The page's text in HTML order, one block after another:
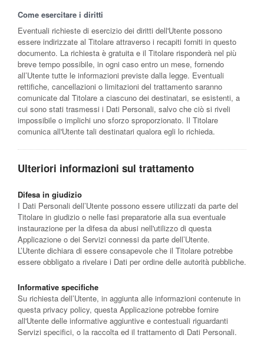
Come esercitare i diritti
Eventuali richieste di esercizio dei diritti dell'Utente possono
essere indirizzate al Titolare attraverso i recapiti forniti in questo
documento. La richiesta è gratuita e il Titolare risponderà nel più
breve tempo possibile, in ogni caso entro un mese, fornendo
all’Utente tutte le informazioni previste dalla legge. Eventuali
rettifiche, cancellazioni o limitazioni del trattamento saranno
comunicate dal Titolare a ciascuno dei destinatari, se esistenti, a
cui sono stati trasmessi i Dati Personali, salvo che ciò si riveli
impossibile o implichi uno sforzo sproporzionato. Il Titolare
comunica all'Utente tali destinatari qualora egli lo richieda.
Ulteriori informazioni sul trattamento
Difesa in giudizio
I Dati Personali dell’Utente possono essere utilizzati da parte del
Titolare in giudizio o nelle fasi preparatorie alla sua eventuale
instaurazione per la difesa da abusi nell'utilizzo di questa
Applicazione o dei Servizi connessi da parte dell’Utente.
L’Utente dichiara di essere consapevole che il Titolare potrebbe
essere obbligato a rivelare i Dati per ordine delle autorità pubbliche.
Informative specifiche
Su richiesta dell’Utente, in aggiunta alle informazioni contenute in
questa privacy policy, questa Applicazione potrebbe fornire
all'Utente delle informative aggiuntive e contestuali riguardanti
Servizi specifici, o la raccolta ed il trattamento di Dati Personali.